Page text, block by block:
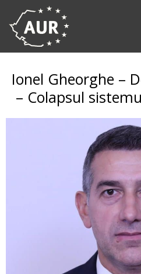
Ionel Gheorghe –
– Colapsul